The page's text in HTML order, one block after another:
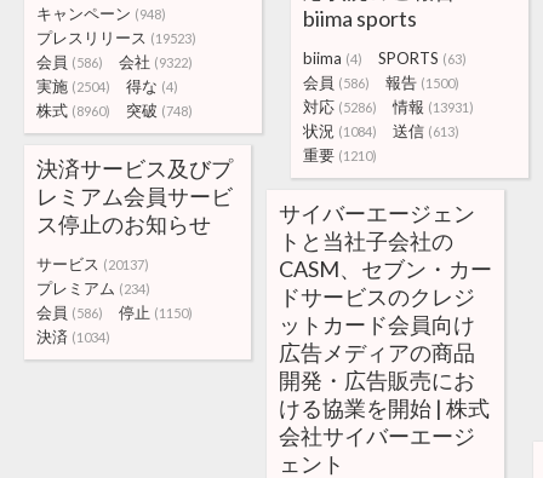
キャンペーン (948)
プレスリリース (19523)
会員 (586) 会社 (9322)
実施 (2504) 得な (4)
株式 (8960) 突破 (748)
biima sports
biima (4) SPORTS (63)
会員 (586) 報告 (1500)
対応 (5286) 情報 (13931)
状況 (1084) 送信 (613)
重要 (1210)
決済サービス及びプ
レミアム会員サービ
ス停止のお知らせ
サービス (20137)
プレミアム (234)
会員 (586) 停止 (1150)
決済 (1034)
サイバーエージェン
トと当社子会社の
CASM、セブン・カー
ドサービスのクレジ
ットカード会員向け
広告メディアの商品
開発・広告販売にお
ける協業を開始 | 株式
会社サイバーエージ
ェント